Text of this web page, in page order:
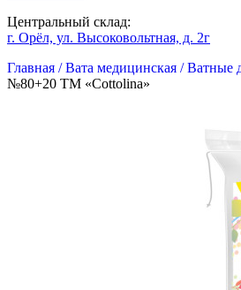
Центральный склад:
г. Орёл, ул. Высоковольтная, д. 2г
Главная /Вата медицинская /Ватные
№80+20 ТМ «Cottolina»